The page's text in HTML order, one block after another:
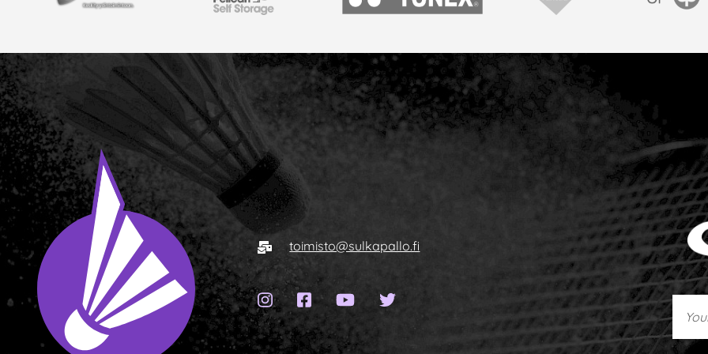
E-mailtoimisto@sulkapallo.fi
Instagram page
Facebook page
YouTube channel
Twitter page Your